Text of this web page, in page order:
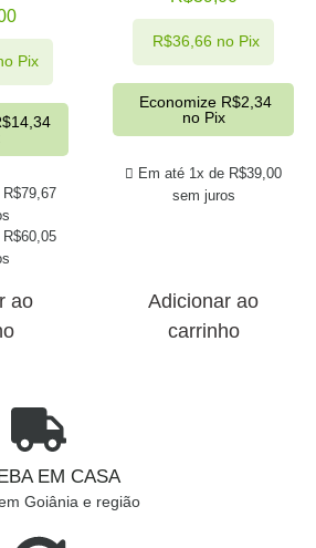
R$79,67
R$60,05
Pix
14,34
ao
Em até 1x de R$39,00
sem juros
R$36,66 no Pix
Economize R$2,34
no Pix
Adicionar ao
carrinho
EM CASA
Goiânia e região